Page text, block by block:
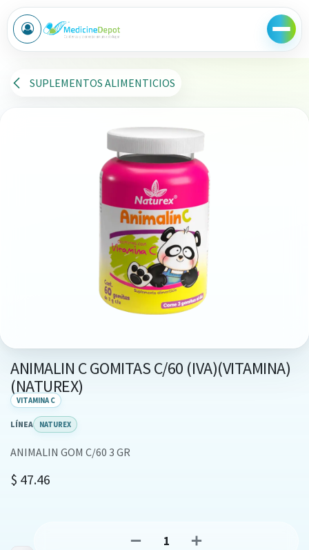
Ir al contenido
SUPLEMENTOS ALIMENTICIOS
ANIMALIN C GOMITAS C/60 (IVA)(VITAMINA)
(NATUREX)
VITAMINA C
LÍNEA NATUREX
ANIMALIN GOM C/60 3 GR
$ 47.46